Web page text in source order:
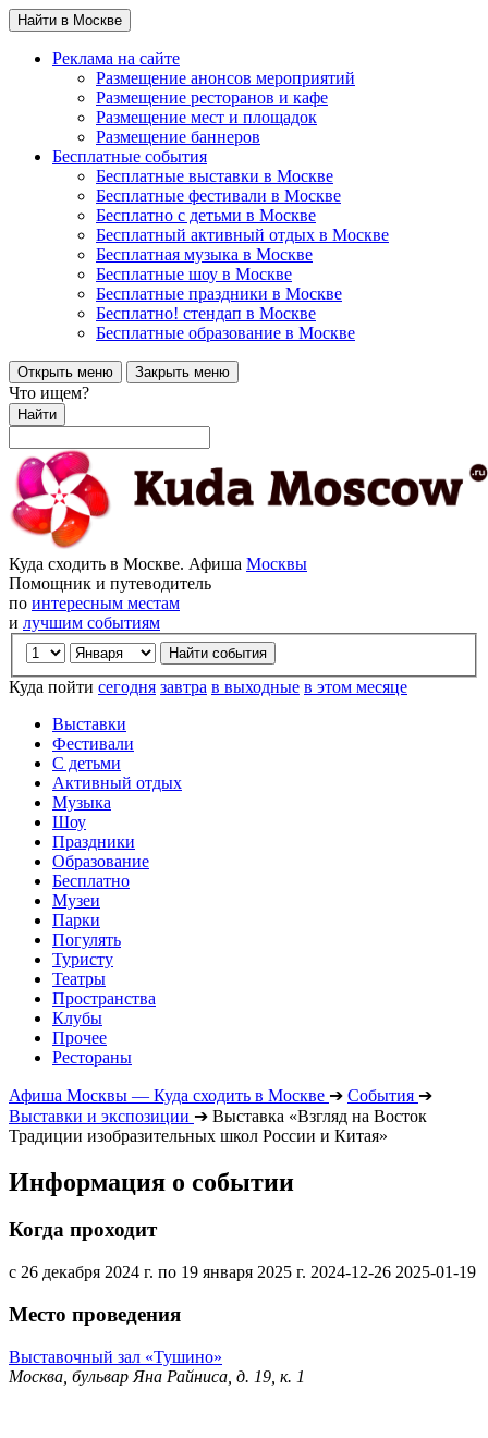
Найти в Москве
Реклама на сайте
Размещение анонсов мероприятий
Размещение ресторанов и кафе
Размещение мест и площадок
Размещение баннеров
Бесплатные события
Бесплатные выставки в Москве
Бесплатные фестивали в Москве
Бесплатно с детьми в Москве
Бесплатный активный отдых в Москве
Бесплатная музыка в Москве
Бесплатные шоу в Москве
Бесплатные праздники в Москве
Бесплатно! стендап в Москве
Бесплатные образование в Москве
Открыть меню Закрыть меню
Что ищем?
Найти
Куда сходить в Москве. Афиша Москвы
Помощник и путеводитель
по интересным местам
и лучшим событиям
Куда пойти сегодня завтра в выходные в этом месяце
Выставки
Фестивали
С детьми
Активный отдых
Музыка
Шоу
Праздники
Образование
Бесплатно
Музеи
Парки
Погулять
Туристу
Театры
Пространства
Клубы
Прочее
Рестораны
Афиша Москвы — Куда сходить в Москве ➔ События ➔
Выставки и экспозиции ➔ Выставка «Взгляд на Восток
Традиции изобразительных школ России и Китая»
Информация о событии
Когда проходит
с 26 декабря 2024 г. по 19 января 2025 г. 2024-12-26 2025-01-19
Место проведения
Выставочный зал «Тушино»
Москва, бульвар Яна Райниса, д. 19, к. 1